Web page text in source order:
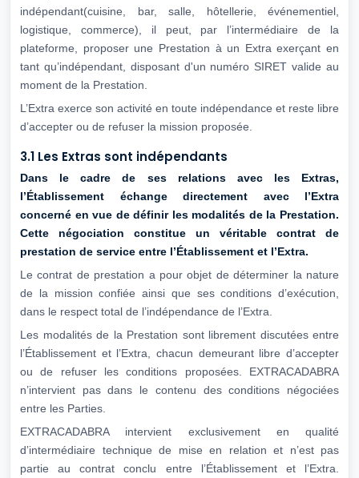
indépendant(cuisine, bar, salle, hôtellerie, événementiel,
logistique, commerce), il peut, par l’intermédiaire de la
plateforme, proposer une Prestation à un Extra exerçant en
tant qu’indépendant, disposant d'un numéro SIRET valide au
moment de la Prestation.
L’Extra exerce son activité en toute indépendance et reste libre
d’accepter ou de refuser la mission proposée.
3.1 Les Extras sont indépendants
Dans le cadre de ses relations avec les Extras,
l’Établissement échange directement
avec l’Extra
concerné en vue de définir les modalités de la Prestation.
Cette
négociation constitue un véritable contrat de
prestation de service entre l’Établissement et l’Extra.
Le contrat de prestation a pour objet de déterminer la nature
de la mission confiée ainsi que ses conditions d’exécution,
dans le respect total de l’indépendance de l’Extra.
Les modalités de la Prestation sont librement discutées entre
l’Établissement et l’Extra, chacun demeurant libre d’accepter
ou de refuser les conditions proposées. EXTRACADABRA
n’intervient pas dans le contenu des conditions négociées
entre les Parties.
EXTRACADABRA intervient exclusivement en qualité
d’intermédiaire technique de mise en relation et n’est pas
partie au contrat conclu entre l’Établissement et l’Extra.